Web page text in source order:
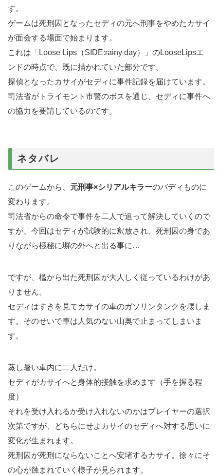
す。
ゲームは死刑囚となったセディの元へ刑事をやめたカサイ
が面会する場面で始まります。
これは「Loose Lips（SIDE:rainy day）」のLooseLipsエ
ンドの時点で、既に描かれていた部分です。
探偵となったカサイがセディに事件記録を届けています。
司法省がトライモント市警のボスを通じ、セディに事件へ
の協力を要請しているのです。
ネタバレ
このゲームから、 元刑事×シリアルキラーのバディものに
変わります。
司法省からの命令で事件を二人で追って解決していくので
すが、今回はセディが試験的に釈放され、死刑囚の身であ
りながら極秘に塀の外へと出る事に…
ですが、檻から出た死刑囚が大人しく従っているわけがあ
りません。
セディはすきを見てカサイの車のガソリンタンクを壊しま
す。そのせいで車は人気のない山奥で止まってしまいま
す。
蒸し暑い車内に二人だけ。
セディがカサイへと身体的接触を求めます（手を握る程
度）
それを受け入れるか受け入れないのかはプレイヤーの選択
次第ですが、どちらにせよカサイのセディへ対する思いに
変化が生まれます。
死刑囚が死刑にならないことへ安堵するカサイ。徐々にそ
の心が蝕まれていく様子が見られます。